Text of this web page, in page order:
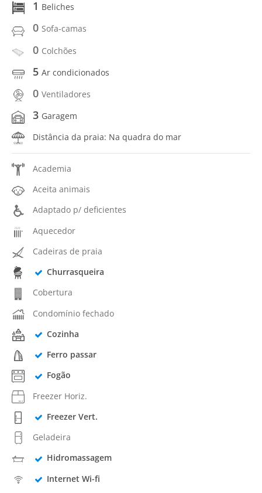
1 Beliches
0 Sofa-camas
0 Colchões
5 Ar condicionados
0 Ventiladores
3 Garagem
Distância da praia: Na quadra do mar
Academia
Aceita animais
Adaptado p/ deficientes
Aquecedor
Cadeiras de praia
Churrasqueira
Cobertura
Condomínio fechado
Cozinha
Ferro passar
Fogão
Freezer Horiz.
Freezer Vert.
Geladeira
Hidromassagem
Internet Wi-fi